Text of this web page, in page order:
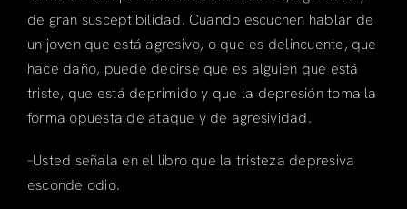
de gran susceptibilidad. Cuando escuchen hablar de
un joven que está agresivo, o que es delincuente, que
hace daño, puede decirse que es alguien que está
triste, que está deprimido y que la depresión toma la
forma opuesta de ataque y de agresividad.
–Usted señala en el libro que la tristeza depresiva
esconde odio.